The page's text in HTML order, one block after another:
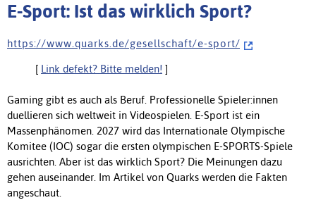
E-Sport: Ist das wirklich Sport?
h t t p s : / / w w w . q u a r k s . d e / g e s e l l s c h a f t / e - s p o r t /
[ Link defekt? Bitte melden! ]
Gaming gibt es auch als Beruf. Professionelle Spieler:innen
duellieren sich weltweit in Videospielen. E-Sport ist ein
Massenphänomen. 2027 wird das Internationale Olympische
Komitee (IOC) sogar die ersten olympischen E-SPORTS-Spiele
ausrichten. Aber ist das wirklich Sport? Die Meinungen dazu
gehen auseinander. Im Artikel von Quarks werden die Fakten
angeschaut.